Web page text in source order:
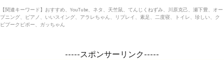
【関連キーワード】おすすめ、YouTube、ネタ、天竺鼠、てんじくねずみ、川原克己、瀬下豊、オー
プニング、ピアノ、いいスイング、アラレちゃん、リプレイ、素足、二度寝、トイレ、珍しい、ク
ピプークピポー、ガッちゃん
-----スポンサーリンク-----